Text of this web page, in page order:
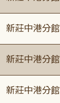
新莊中港分館
新莊中港分館
新莊中港分館